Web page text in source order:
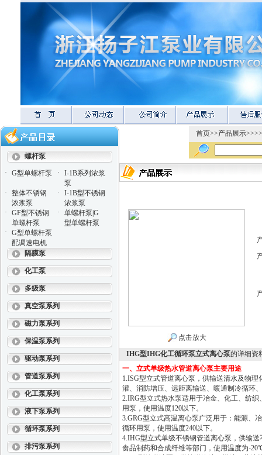
螺杆泵
·
G型单螺杆泵 ·
I-1B系列浓浆
泵
·
整体不锈钢
浓浆泵
·
I-1B型不锈钢
浓浆泵
·
GF型不锈钢
单螺杆泵
·
单螺杆泵|G
型单螺杆泵
·
G型单螺杆泵
配调速电机
隔膜泵
化工泵
多级泵
真空泵系列
磁力泵系列
保温泵系列
驱动泵系列
管道泵系列
化工泵系列
液下泵系列
循环泵系列
排污泵系列
首页>>产品展示>>>>
点击放大
IHG型IHG化工循环泵立式离心泵的详细资
一、立式单级热水管道离心泵主要用途
1.ISG型立式管道离心泵，供输送清水及物
灌、消防增压、远距离输送、暖通制冷循环
2.IRG型立式热水泵适用于冶金、化工、纺
用泵，使用温度120以下。
3.GRG型立式高温离心泵广泛用于：能源、
循环用泵，使用温度240以下。
4.IHG型立式单级不锈钢管道离心泵，供输
食品制药和合成纤维等部门，使用温度为-